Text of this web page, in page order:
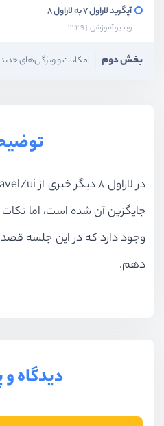
آپگرید لاراول 7 به لاراول 8
ویدیو آموزشی 12:39
بخش دوم امکانات و ویژگی‌های جدید
وجود دارد که در این جلسه قصد
دهم.
دیدگاه